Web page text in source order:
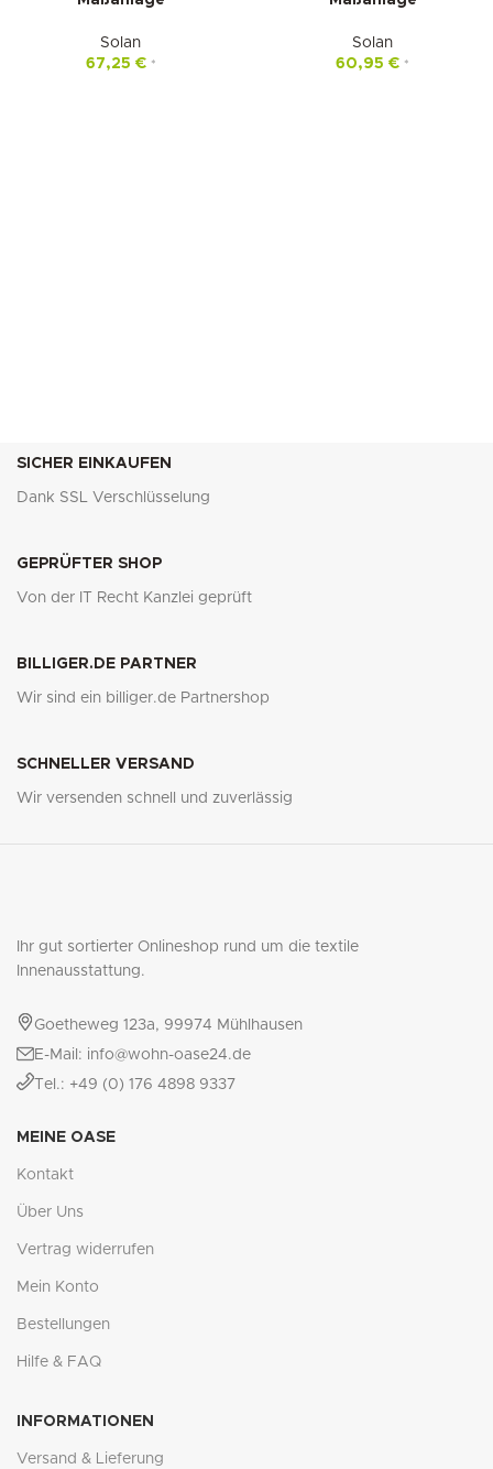
Solan
67,25 € *
Solan
60,95 € *
SICHER EINKAUFEN
Dank SSL Verschlüsselung
GEPRÜFTER SHOP
Von der IT Recht Kanzlei geprüft
BILLIGER.DE PARTNER
Wir sind ein billiger.de Partnershop
SCHNELLER VERSAND
Wir versenden schnell und zuverlässig
Ihr gut sortierter Onlineshop rund um die textile
Innenausstattung.
Goetheweg 123a, 99974 Mühlhausen
E-Mail: info@wohn-oase24.de
Tel.: +49 (0) 176 4898 9337
MEINE OASE
Kontakt
Über Uns
Vertrag widerrufen
Mein Konto
Bestellungen
Hilfe & FAQ
INFORMATIONEN
Versand & Lieferung